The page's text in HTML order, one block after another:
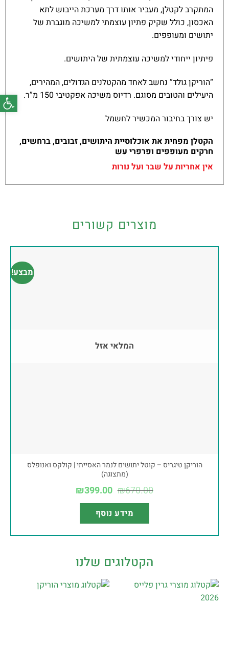
המתקרב לקטלן, מעביר אותו דרך מערכת הייבוש לתא
האכסון, כולל שקיק פתיון עוצמתי למשיכה מוגברת של
יתושים ומעופפים.
פיתיון ייחודי למשיכה עוצמתית של היתושים.
“הוריקן גולד” נחשב לאחד מהקטלנים הגדולים, המהירים,
היעילים והטובים מסוגם. רדיוס משיכה אפקטיבי 150 מ”ר.
יש צורך בחיבור המכשיר לחשמל
הקטלן מפחית את אוכלוסיית היתושים, זבובים, ברחשים,
חרקים מעופפים ופרפרי עש
אין אחריות על שבר ועל נורות
מוצרים קשורים
מבצע!
המלאי אזל
הוריקן טיגריס – קוטל יתושים לנמר האסייתי | קולקס ואנופלס
(מתצוגה)
₪670.00
₪399.00
מידע נוסף
הקטלוגים שלנו
פתח